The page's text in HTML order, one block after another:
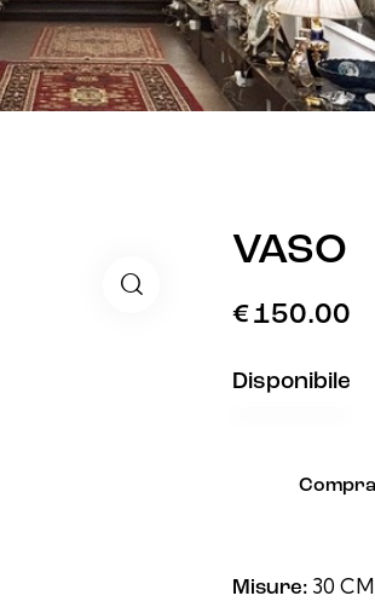
VASO
€150.00
Disponibile
Misure: 30 CM